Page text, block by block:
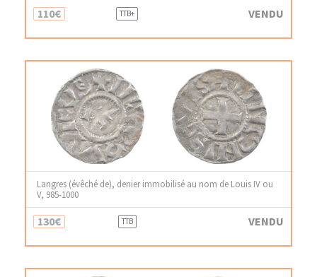
110€ TTB+ VENDU
Langres (évêché de), denier immobilisé au nom de Louis IV ou
V, 985-1000
130€ TTB VENDU